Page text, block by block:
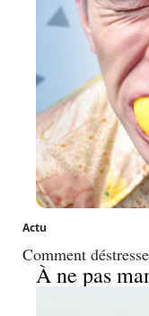
Actu
Comment
À ne pas